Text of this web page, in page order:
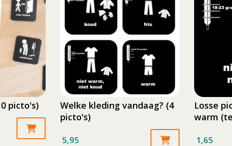
picto's)
Welke kleding vandaag? (4
picto's)
5,95
Losse
warm
1,65